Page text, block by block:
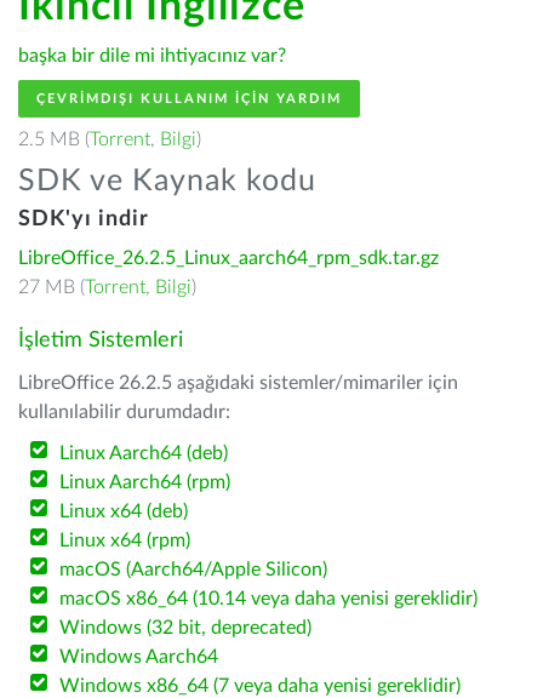
başka bir dile mi ihtiyacınız var?
ÇEVRIMDIŞI KULLANIM IÇIN YARDIM
2.5 MB (Torrent, Bilgi)
SDK ve Kaynak kodu
SDK'yı indir
LibreOffice_26.2.5_Linux_aarch64_rpm_sdk.tar.gz
27 MB (Torrent, Bilgi)
İşletim Sistemleri
LibreOffice 26.2.5 aşağıdaki sistemler/mimariler için
kullanılabilir durumdadır:
Linux Aarch64 (deb)
Linux Aarch64 (rpm)
Linux x64 (deb)
Linux x64 (rpm)
macOS (Aarch64/Apple Silicon)
macOS x86_64 (10.14 veya daha yenisi gereklidir)
Windows (32 bit, deprecated)
Windows Aarch64
Windows x86_64 (7 veya daha yenisi gereklidir)